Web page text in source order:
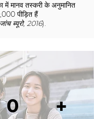
में मानव तस्करी के अनुमानित
पीड़ित हैं
ब्यूरो, 2016).
0 +